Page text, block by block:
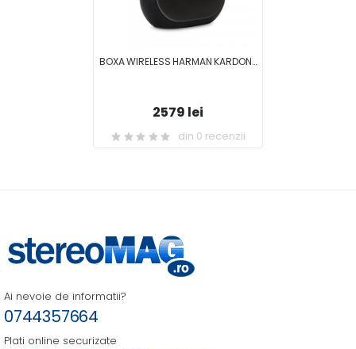
BOXA WIRELESS HARMAN KARDON OMNI 50+
2579 lei
din 0 recenzii
Ai nevoie de informatii?
0744357664
Plati online securizate